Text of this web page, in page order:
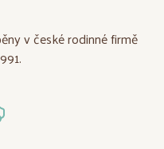
v české rodinné firmě